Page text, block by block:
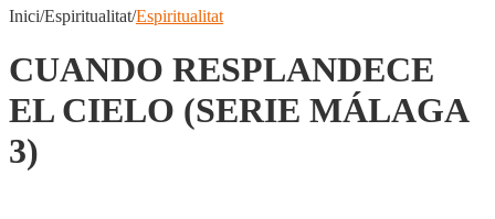
Inici/Espiritualitat/Espiritualitat
CUANDO RESPLANDECE
EL CIELO (SERIE MÁLAGA
3)